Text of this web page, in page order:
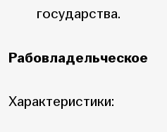
государства.
Рабовладельческое
Характеристики: